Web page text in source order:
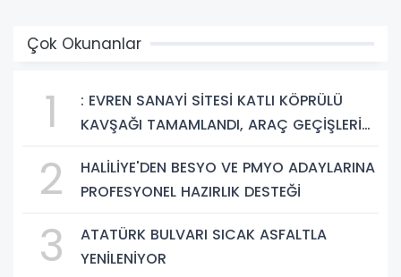
Çok Okunanlar
1
: EVREN SANAYİ SİTESİ KATLI KÖPRÜLÜ
KAVŞAĞI TAMAMLANDI, ARAÇ GEÇİŞLERİ
2
HALİLİYE'DEN BESYO VE PMYO ADAYLARINA
PROFESYONEL HAZIRLIK DESTEĞİ
3
ATATÜRK BULVARI SICAK ASFALTLA
YENİLENİYOR